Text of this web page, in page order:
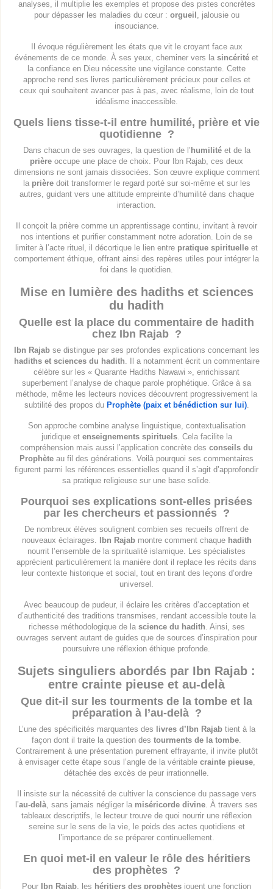
analyses, il multiplie les exemples et propose des pistes concrètes
pour dépasser les maladies du cœur : orgueil , jalousie ou
insouciance.
Il évoque régulièrement les états que vit le croyant face aux
événements de ce monde. À ses yeux, cheminer vers la sincérité et
la confiance en Dieu nécessite une vigilance constante. Cette
approche rend ses livres particulièrement précieux pour celles et
ceux qui souhaitent avancer pas à pas, avec réalisme, loin de tout
idéalisme inaccessible.
Quels liens tisse-t-il entre humilité, prière et vie
quotidienne ?
Dans chacun de ses ouvrages, la question de l’ humilitéet de la
prière occupe une place de choix. Pour Ibn Rajab, ces deux
dimensions ne sont jamais dissociées. Son œuvre explique comment
la prièredoit transformer le regard porté sur soi-même et sur les
autres, guidant vers une attitude empreinte d’humilité dans chaque
interaction.
Il conçoit la prière comme un apprentissage continu, invitant à revoir
nos intentions et purifier constamment notre adoration. Loin de se
limiter à l’acte rituel, il décortique le lien entre pratique spirituelle et
comportement éthique, offrant ainsi des repères utiles pour intégrer la
foi dans le quotidien.
Mise en lumière des hadiths et sciences
du hadith
Quelle est la place du commentaire de hadith
chez Ibn Rajab ?
Ibn Rajabse distingue par ses profondes explications concernant les
hadiths et sciences du hadith. Il a notamment écrit un commentaire
célèbre sur les « Quarante Hadiths Nawawi », enrichissant
superbement l’analyse de chaque parole prophétique. Grâce à sa
méthode, même les lecteurs novices découvrent progressivement la
subtilité des propos du Prophète (paix et bénédiction sur lui).
Son approche combine analyse linguistique, contextualisation
juridique et enseignements spirituels. Cela facilite la
compréhension mais aussi l’application concrète des conseils du
Prophète au fil des générations. Voilà pourquoi ses commentaires
figurent parmi les références essentielles quand il s’agit d’approfondir
sa pratique religieuse sur une base solide.
Pourquoi ses explications sont-elles prisées
par les chercheurs et passionnés ?
De nombreux élèves soulignent combien ses recueils offrent de
nouveaux éclairages.
Ibn Rajabmontre comment chaque hadith
nourrit l’ensemble de la spiritualité islamique. Les spécialistes
apprécient particulièrement la manière dont il replace les récits dans
leur contexte historique et social, tout en tirant des leçons d’ordre
universel.
Avec beaucoup de pudeur, il éclaire les critères d’acceptation et
d’authenticité des traditions transmises, rendant accessible toute la
richesse méthodologique de la science du hadith. Ainsi, ses
ouvrages servent autant de guides que de sources d’inspiration pour
poursuivre une réflexion éthique profonde.
Sujets singuliers abordés par Ibn Rajab :
entre crainte pieuse et au-delà
Que dit-il sur les tourments de la tombe et la
préparation à l’au-delà ?
L’une des spécificités marquantes des livres d’Ibn Rajabtient à la
façon dont il traite la question des tourments de la tombe.
Contrairement à une présentation purement effrayante, il invite plutôt
à envisager cette étape sous l’angle de la véritable crainte pieuse,
détachée des excès de peur irrationnelle.
Il insiste sur la nécessité de cultiver la conscience du passage vers
l’au-delà, sans jamais négliger la miséricorde divine. À travers ses
tableaux descriptifs, le lecteur trouve de quoi nourrir une réflexion
sereine sur le sens de la vie, le poids des actes quotidiens et
l’importance de se préparer continuellement.
En quoi met-il en valeur le rôle des héritiers
des prophètes ?
Pour Ibn Rajab, les héritiers des prophètes jouent une fonction